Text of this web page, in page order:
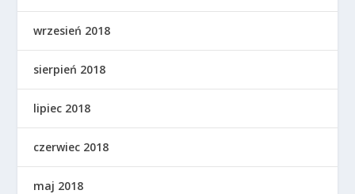
wrzesień 2018
sierpień 2018
lipiec 2018
czerwiec 2018
maj 2018